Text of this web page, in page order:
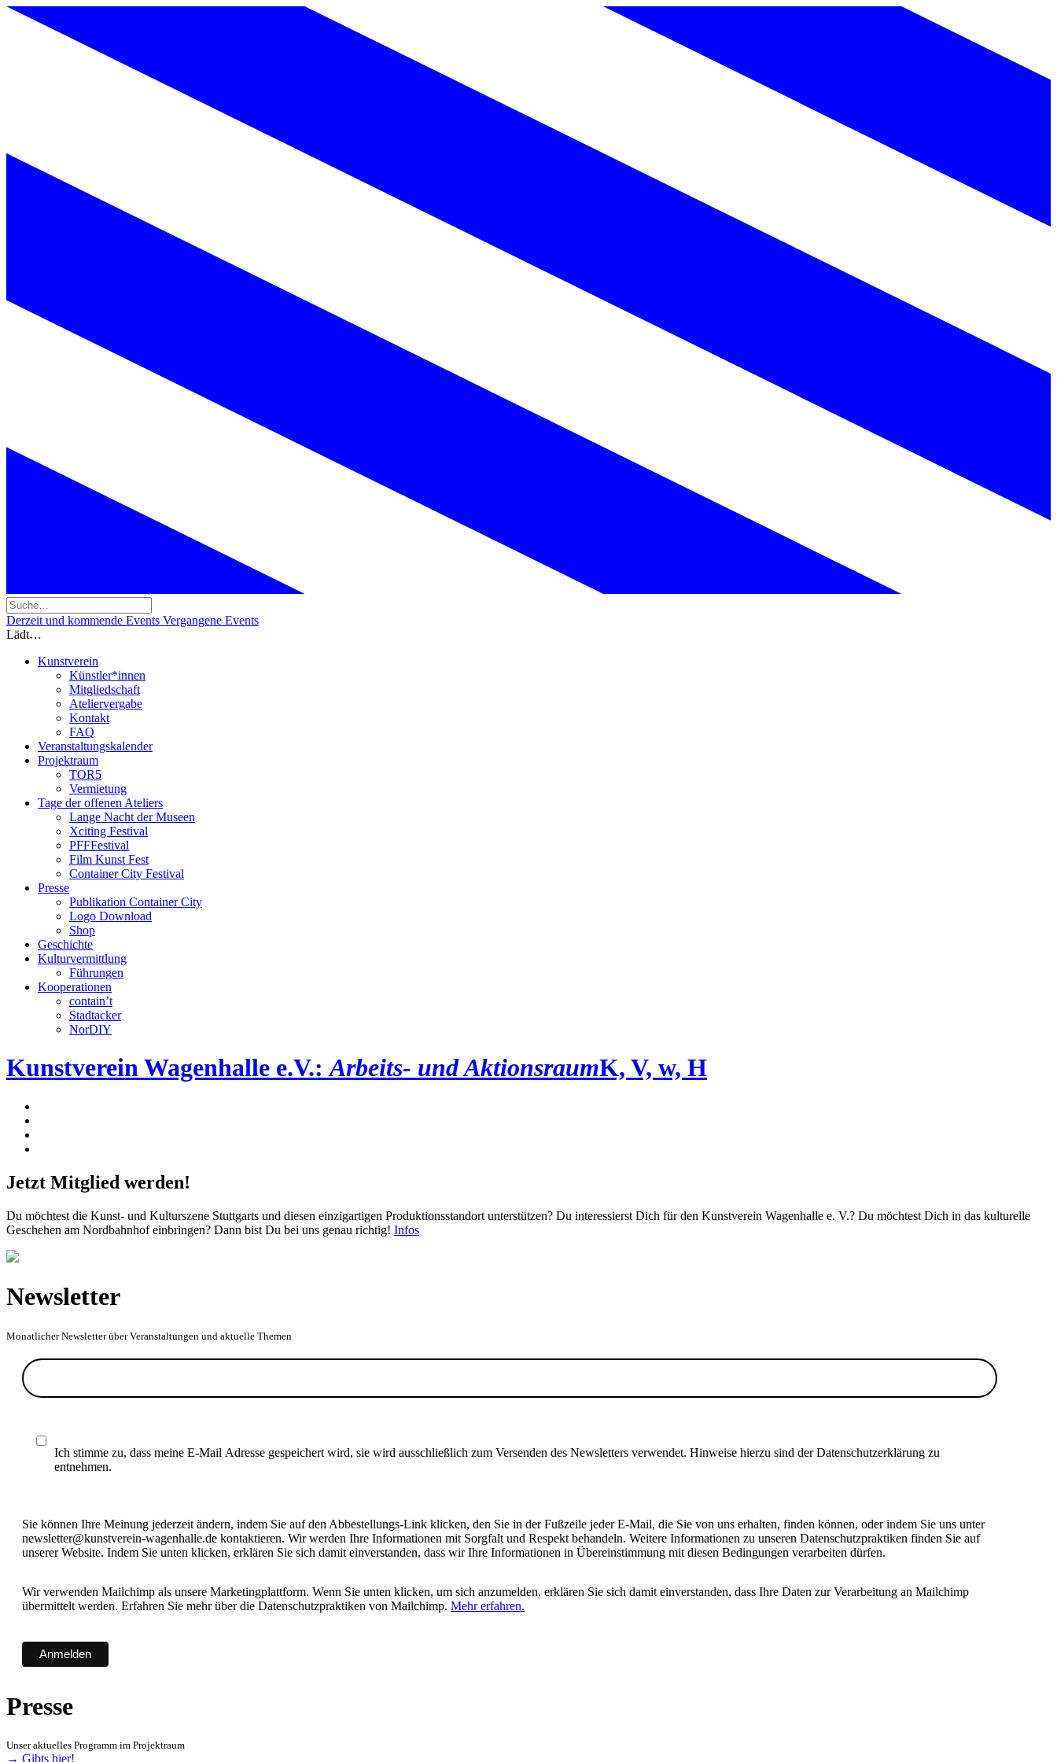
Derzeit und kommende Events Vergangene Events
Lädt…
Kunstverein
Künstler*innen
Mitgliedschaft
Ateliervergabe
Kontakt
FAQ
Veranstaltungskalender
Projektraum
TOR5
Vermietung
Tage der offenen Ateliers
Lange Nacht der Museen
Xciting Festival
PFFFestival
Film Kunst Fest
Container City Festival
Presse
Publikation Container City
Logo Download
Shop
Geschichte
Kulturvermittlung
Führungen
Kooperationen
contain’t
Stadtacker
NorDIY
Kunstverein Wagenhalle e.V.:Arbeits- und AktionsraumK, V, w, H
Jetzt Mitglied werden!
Du möchtest die Kunst- und Kulturszene Stuttgarts und diesen einzigartigen Produktionsstandort unterstützen? Du interessierst Dich für den Kunstverein Wagenhalle e. V.? Du möchtest Dich in das kulturelle
Geschehen am Nordbahnhof einbringen? Dann bist Du bei uns genau richtig! Infos
Newsletter
Monatlicher Newsletter über Veranstaltungen und aktuelle Themen
Ich stimme zu, dass meine E-Mail Adresse gespeichert wird, sie wird ausschließlich zum Versenden des Newsletters verwendet. Hinweise hierzu sind der Datenschutzerklärung zu
entnehmen.
Sie können Ihre Meinung jederzeit ändern, indem Sie auf den Abbestellungs-Link klicken, den Sie in der Fußzeile jeder E-Mail, die Sie von uns erhalten, finden können, oder indem Sie uns unter
newsletter@kunstverein-wagenhalle.de kontaktieren. Wir werden Ihre Informationen mit Sorgfalt und Respekt behandeln. Weitere Informationen zu unseren Datenschutzpraktiken finden Sie auf
unserer Website. Indem Sie unten klicken, erklären Sie sich damit einverstanden, dass wir Ihre Informationen in Übereinstimmung mit diesen Bedingungen verarbeiten dürfen.
Wir verwenden Mailchimp als unsere Marketingplattform. Wenn Sie unten klicken, um sich anzumelden, erklären Sie sich damit einverstanden, dass Ihre Daten zur Verarbeitung an Mailchimp
übermittelt werden. Erfahren Sie mehr über die Datenschutzpraktiken von Mailchimp. Mehr erfahren.
Presse
Unser aktuelles Programm im Projektraum
→ Gibts hier!